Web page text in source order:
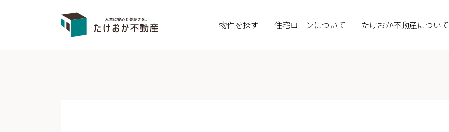
物件を探す 住宅ローンについて たけおか不動産について